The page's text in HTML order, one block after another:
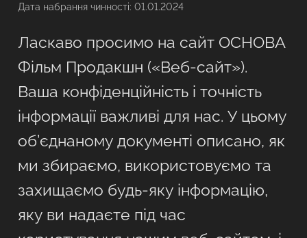
Дата набрання чинності: 01.01.2024
Ласкаво просимо на сайт ОСНОВА
Фільм Продакшн («Веб-сайт»).
Ваша конфіденційність і точність
інформації важливі для нас. У цьому
об’єднаному документі описано, як
ми збираємо, використовуємо та
захищаємо будь-яку інформацію,
яку ви надаєте під час